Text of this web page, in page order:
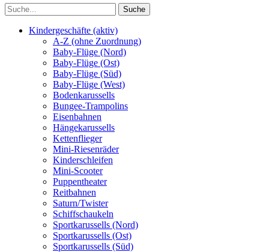
Kindergeschäfte (aktiv)
A-Z (ohne Zuordnung)
Baby-Flüge (Nord)
Baby-Flüge (Ost)
Baby-Flüge (Süd)
Baby-Flüge (West)
Bodenkarussells
Bungee-Trampolins
Eisenbahnen
Hängekarussells
Kettenflieger
Mini-Riesenräder
Kinderschleifen
Mini-Scooter
Puppentheater
Reitbahnen
Saturn/Twister
Schiffschaukeln
Sportkarussells (Nord)
Sportkarussells (Ost)
Sportkarussells (Süd)